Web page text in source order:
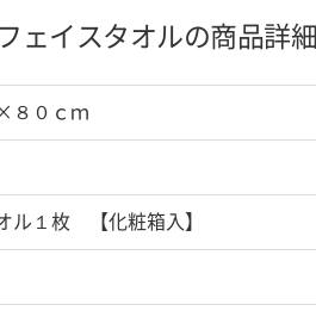
イスタオルの商品詳細
８０ｃｍ
ル１枚 【化粧箱入】